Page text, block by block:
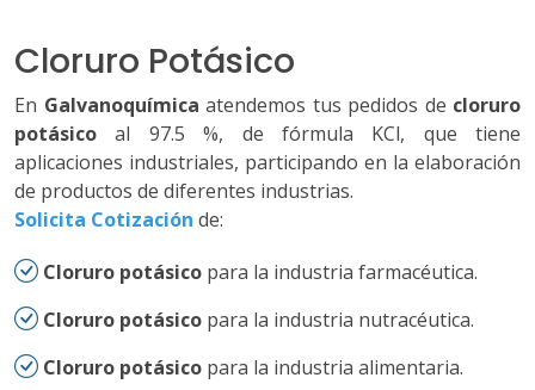
Cloruro Potásico
En Galvanoquímica atendemos tus pedidos de cloruro
potásico al 97.5 %, de fórmula KCl, que tiene
aplicaciones industriales, participando en la elaboración
de productos de diferentes industrias.
Solicita Cotización de:
Cloruro potásico para la industria farmacéutica.
Cloruro potásico para la industria nutracéutica.
Cloruro potásico para la industria alimentaria.